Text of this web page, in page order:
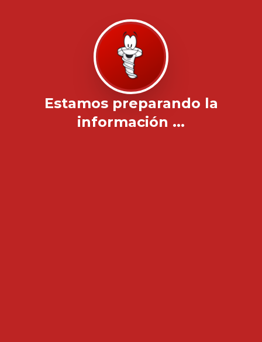
Estamos preparando la
información ...